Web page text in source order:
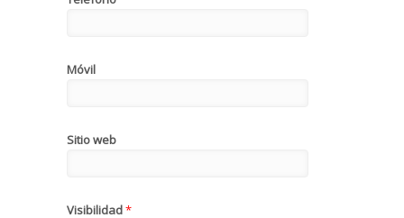
Móvil
Sitio web
Visibilidad*